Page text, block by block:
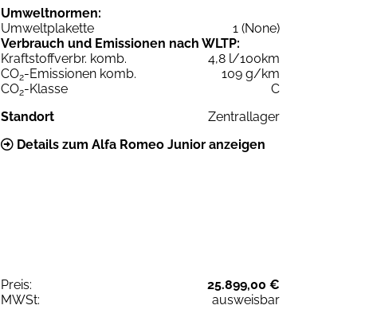
Umweltnormen:
Umweltplakette
1 (None)
Verbrauch und Emissionen nach WLTP:
Kraftstoffverbr. komb.
4,8 l/100km
CO2-Emissionen komb.
109 g/km
CO2-Klasse
C
Standort
Zentrallager
Details zum Alfa Romeo Junior anzeigen
Preis:
25.899,00 €
MWSt:
ausweisbar